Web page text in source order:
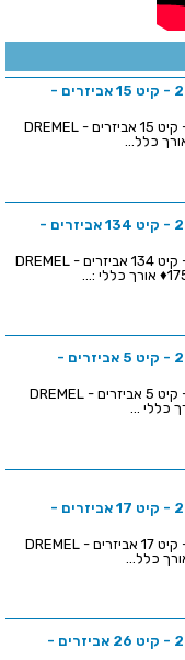
משחזת ציר חשמלית 220V - קיט 15 אביזרים -
משחזת ציר חשמלית 220V - קיט 15 אביזרים - DREMEL
משחזת ציר חשמלית 220V - קיט 134 אביזרים -
משחזת ציר חשמלית 220V - קיט 134 אביזרים - DREMEL
משחזת ציר חשמלית 220V - קיט 5 אביזרים -
משחזת ציר חשמלית 220V - קיט 5 אביזרים - DREMEL
משחזת ציר חשמלית 220V - קיט 17 אביזרים -
משחזת ציר חשמלית 220V - קיט 17 אביזרים - DREMEL
משחזת ציר חשמלית 220V - קיט 26 אביזרים -